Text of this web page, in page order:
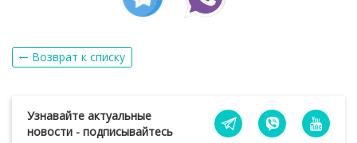
Возврат к списку
Узнавайте актуальные
новости - подписывайтесь